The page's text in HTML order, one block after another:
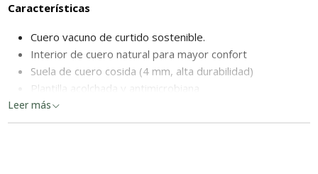
Características
Cuero vacuno de curtido sostenible.
Interior de cuero natural para mayor confort
Suela de cuero cosida (4 mm, alta durabilidad)
Plantilla acolchada y antimicrobiana
Taco de 3 cm
Calce normal (horma nacional)
Leer más